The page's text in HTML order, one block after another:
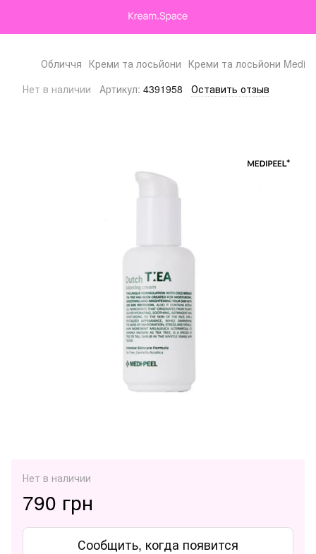
Обличчя Креми та лосьйони Креми та лосьйони Medi-
Нет в наличии
Артикул: 4391958 Оставить отзыв
Нет в наличии
790 грн
Сообщить, когда появится